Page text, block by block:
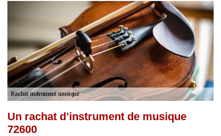
Un rachat d’instrument de musique
72600